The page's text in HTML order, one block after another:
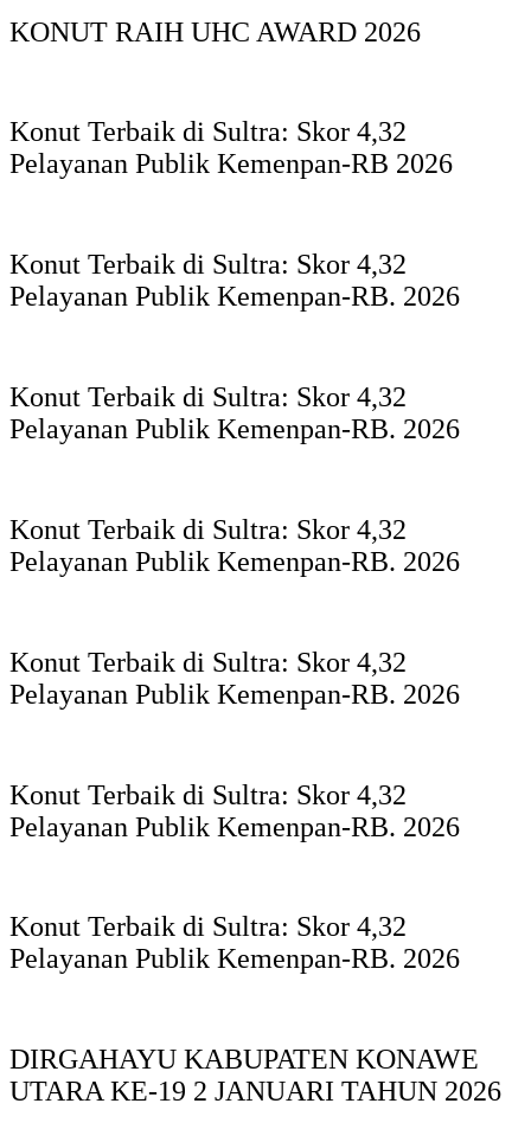
KONUT RAIH UHC AWARD 2026
Konut Terbaik di Sultra: Skor 4,32
Pelayanan Publik Kemenpan-RB 2026
Konut Terbaik di Sultra: Skor 4,32
Pelayanan Publik Kemenpan-RB. 2026
Konut Terbaik di Sultra: Skor 4,32
Pelayanan Publik Kemenpan-RB. 2026
Konut Terbaik di Sultra: Skor 4,32
Pelayanan Publik Kemenpan-RB. 2026
Konut Terbaik di Sultra: Skor 4,32
Pelayanan Publik Kemenpan-RB. 2026
Konut Terbaik di Sultra: Skor 4,32
Pelayanan Publik Kemenpan-RB. 2026
Konut Terbaik di Sultra: Skor 4,32
Pelayanan Publik Kemenpan-RB. 2026
DIRGAHAYU KABUPATEN KONAWE
UTARA KE-19 2 JANUARI TAHUN 2026